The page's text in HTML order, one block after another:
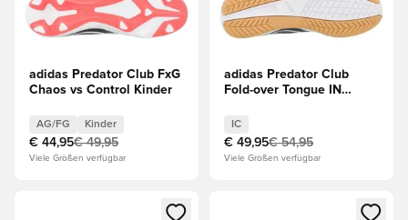
adidas Predator Club FxG
Chaos vs Control Kinder
AG/FG Kinder
€ 44,95€ 49,95
Viele Größen verfügbar
adidas Predator Club
Fold-over Tongue IN
IC
€ 49,95€ 54,95
Viele Größen verfügbar
Öffnet ein Fenster zum Anmelden oder Registrieren als
Öffnet ein Fenster zum